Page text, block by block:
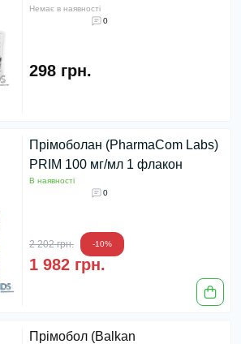
Немає в наявності
0
298 грн.
Прімоболан (PharmaCom Labs)
PRIM 100 мг/мл 1 флакон
В наявності
0
2 202 грн. -10%
1 982 грн.
Прімобол (Balkan